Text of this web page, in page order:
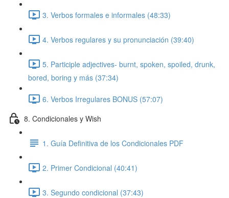
3. Verbos formales e informales (48:33)
4. Verbos regulares y su pronunciación (39:40)
5. Participle adjectives- burnt, spoken, spoiled, drunk,
bored, boring y más (37:34)
6. Verbos Irregulares BONUS (57:07)
8. Condicionales y Wish
1. Guía Definitiva de los Condicionales PDF
2. Primer Condicional (40:41)
3. Segundo condicional (37:43)